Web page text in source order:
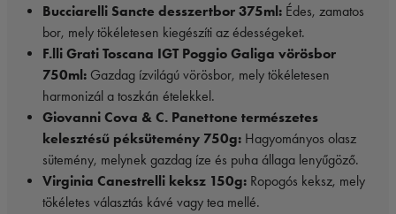
Bucciarelli Sancte desszertbor 375ml: Édes, zamatos
bor, mely tökéletesen kiegészíti az édességeket.
F.lli Grati Toscana IGT Poggio Galiga vörösbor
750ml: Gazdag ízvilágú vörösbor, mely tökéletesen
harmonizál a toszkán ételekkel.
Giovanni Cova & C. Panettone természetes
kelesztésű péksütemény 750g: Hagyományos olasz
sütemény, melynek gazdag íze és puha állaga lenyűgöző.
Virginia Canestrelli keksz 150g: Ropogós keksz, mely
tökéletes választás kávé vagy tea mellé.